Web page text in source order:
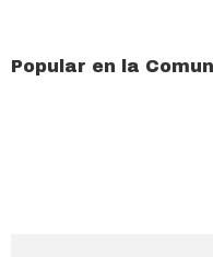
Popular en la